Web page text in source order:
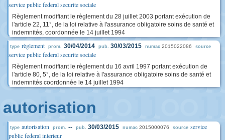
service public federal securite sociale
Règlement modifiant le règlement du 28 juillet 2003 portant exécution de
l'article 22, 11°, de la loi relative à l'assurance obligatoire soins de santé et
indemnités, coordonnée le 14 juillet 1994
type règlement prom. 30/04/2014 pub. 30/03/2015 numac 2015022086 source
service public federal securite sociale
Règlement modifiant le règlement du 16 avril 1997 portant exécution de
l'article 80, 5°, de la loi relative à l'assurance obligatoire soins de santé et
indemnités coordonnée le 14 juillet 1994
autorisation
type autorisation prom. -- pub. 30/03/2015 numac 2015000076 source service
public federal interieur